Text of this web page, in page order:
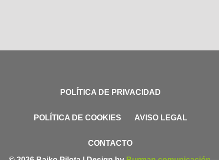
POLÍTICA DE PRIVACIDAD
POLÍTICA DE COOKIES AVISO LEGAL
CONTACTO